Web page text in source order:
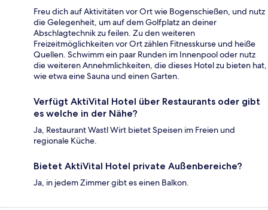
Freu dich auf Aktivitäten vor Ort wie Bogenschießen, und nutz
die Gelegenheit, um auf dem Golfplatz an deiner
Abschlagtechnik zu feilen. Zu den weiteren
Freizeitmöglichkeiten vor Ort zählen Fitnesskurse und heiße
Quellen. Schwimm ein paar Runden im Innenpool oder nutz
die weiteren Annehmlichkeiten, die dieses Hotel zu bieten hat,
wie etwa eine Sauna und einen Garten.
Verfügt AktiVital Hotel über Restaurants oder gibt
es welche in der Nähe?
Ja, Restaurant Wastl Wirt bietet Speisen im Freien und
regionale Küche.
Bietet AktiVital Hotel private Außenbereiche?
Ja, in jedem Zimmer gibt es einen Balkon.